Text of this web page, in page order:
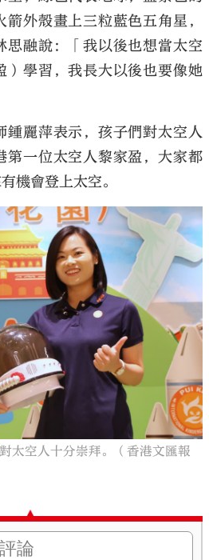
外殼畫上三粒藍色五角星，
思融說：「我以後也想當太空
）學習，我長大以後也要像她
鍾麗萍表示，孩子們對太空人
第一位太空人黎家盈，大家都
機會登上太空。
太空人十分崇拜。（香港文匯報